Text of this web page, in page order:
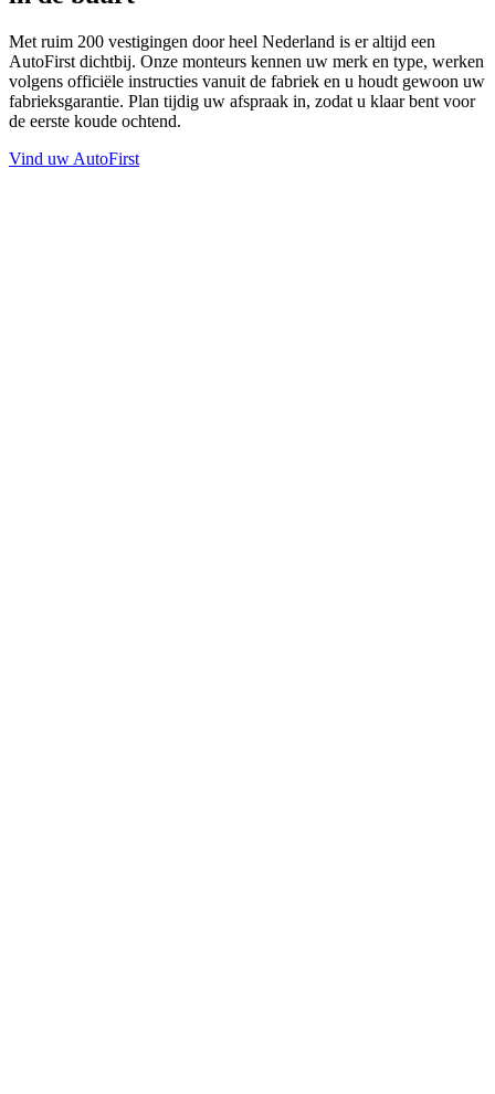
Met ruim 200 vestigingen door heel Nederland is er altijd een
AutoFirst dichtbij. Onze monteurs kennen uw merk en type, werken
volgens officiële instructies vanuit de fabriek en u houdt gewoon uw
fabrieksgarantie. Plan tijdig uw afspraak in, zodat u klaar bent voor
de eerste koude ochtend.
Vind uw AutoFirst